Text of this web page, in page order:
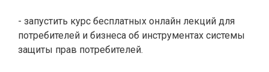
- запустить курс бесплатных онлайн лекций для
потребителей и бизнеса об инструментах системы
защиты прав потребителей.